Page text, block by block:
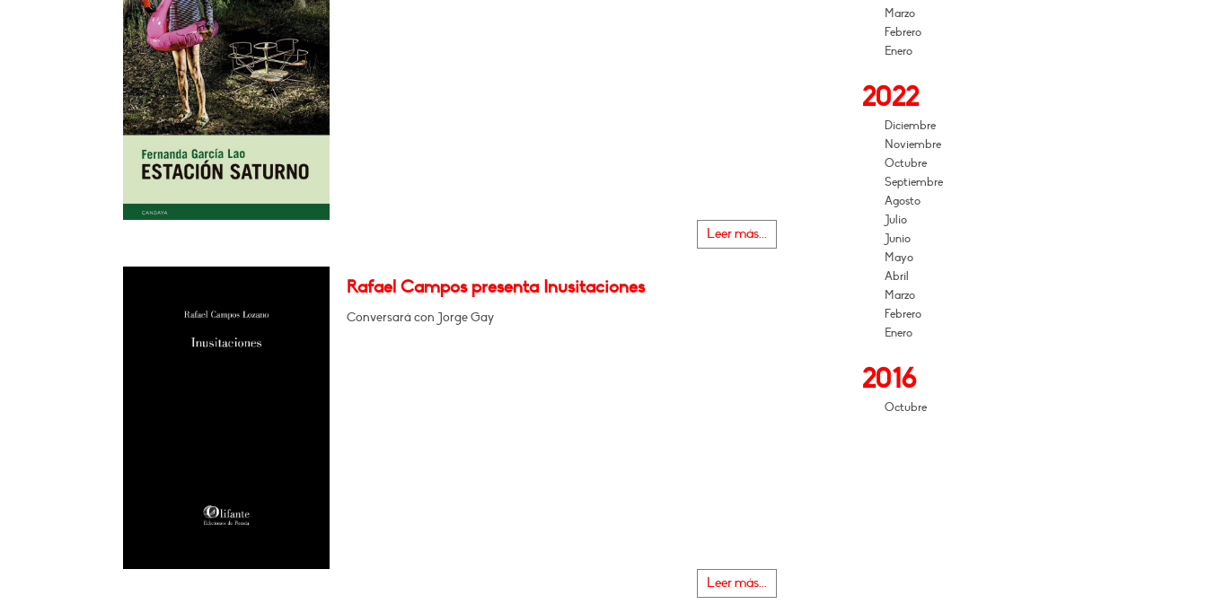
Leer más...
Rafael Campos presenta Inusitaciones
Conversará con Jorge Gay
Leer más...
Marzo
Febrero
Enero
2022
Diciembre
Noviembre
Octubre
Septiembre
Agosto
Julio
Junio
Mayo
Abril
Marzo
Febrero
Enero
2016
Octubre